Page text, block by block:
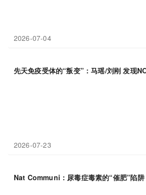
2026-07-04
先天免疫受体的“叛变”：马瑶/刘刚 发
2026-07-23
Nat Communi：尿毒症毒素的“催肥”陷